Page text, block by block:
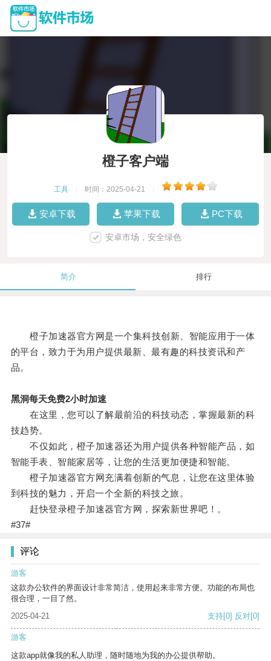
橙子客户端
工具 时间：2025-04-21
安卓下载 苹果下载 PC下载
安卓市场，安全绿色
简介 排行
橙子加速器官方网是一个集科技创新、智能应用于一体
的平台，致力于为用户提供最新、最有趣的科技资讯和产
品。
黑洞每天免费2小时加速
在这里，您可以了解最前沿的科技动态，掌握最新的科
技趋势。
不仅如此，橙子加速器还为用户提供各种智能产品，如
智能手表、智能家居等，让您的生活更加便捷和智能。
橙子加速器官方网充满着创新的气息，让您在这里体验
到科技的魅力，开启一个全新的科技之旅。
赶快登录橙子加速器官方网，探索新世界吧！。
#37#
评论
游客
这款办公软件的界面设计非常简洁，使用起来非常方便。功能的布局也
很合理，一目了然。
2025-04-21
支持[0] 反对[0]
游客
这款app就像我的私人助理，随时随地为我的办公提供帮助。